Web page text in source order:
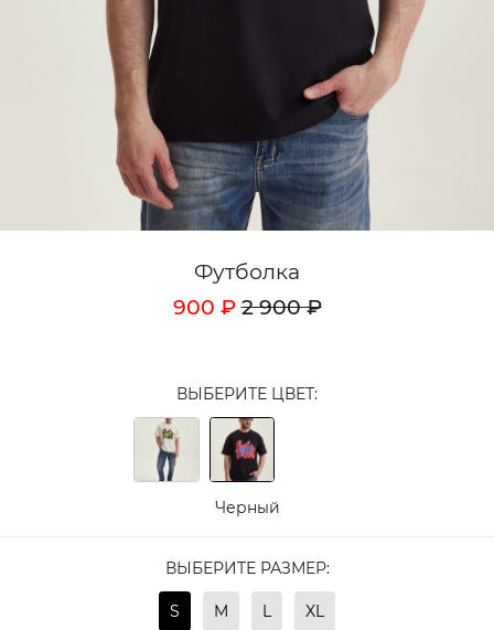
Футболка
900 ₽ 2 900 ₽
ВЫБЕРИТЕ ЦВЕТ:
Черный
ВЫБЕРИТЕ РАЗМЕР:
S M L XL
Кардиганы
Комплекты
Лонгсливы
Аксессуары